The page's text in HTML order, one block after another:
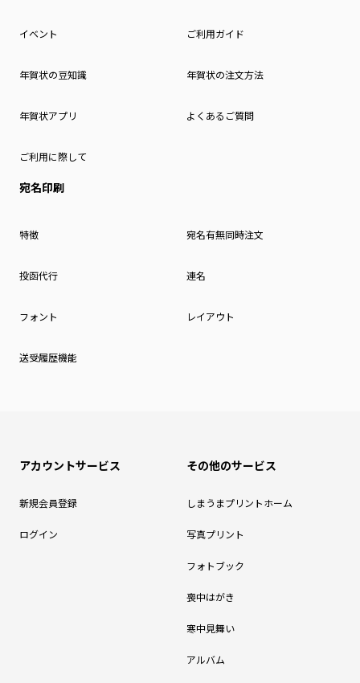
イベント ご利用ガイド
年賀状の豆知識 年賀状の注文方法
年賀状アプリ よくあるご質問
ご利用に際して
宛名印刷
特徴 宛名有無同時注文
投函代行 連名
フォント レイアウト
送受履歴機能
アカウントサービス
新規会員登録
ログイン
その他のサービス
しまうまプリントホーム
写真プリント
フォトブック
喪中はがき
寒中見舞い
アルバム